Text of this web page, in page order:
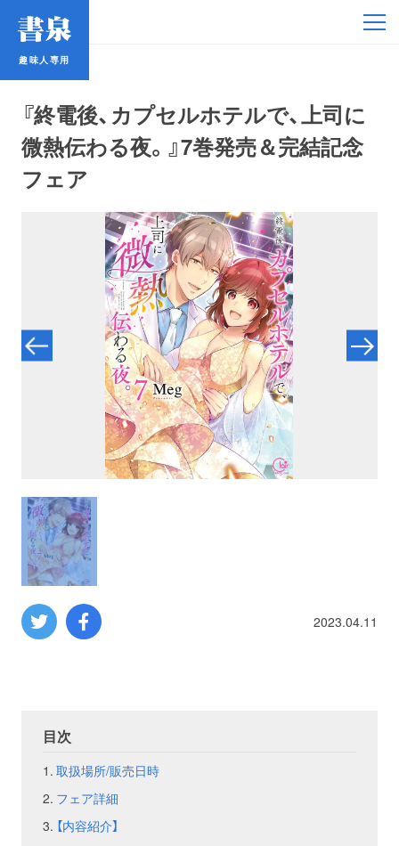
趣味人専用
『終電後、カプセルホテルで、上司に
微熱伝わる夜。』7巻発売＆完結記念
フェア
2023.04.11
目次
取扱場所/販売日時
フェア詳細
【内容紹介】
趣味人専用
鉄道・バス
コミック・ラノベ
プロレス
コンピューター
ミリタリー
その他
フェア
お問い合わせ